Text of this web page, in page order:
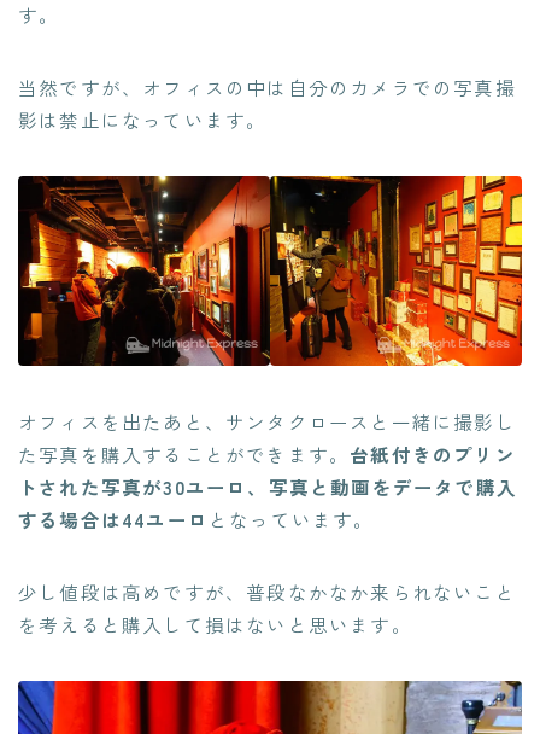
す。
当然ですが、オフィスの中は自分のカメラでの写真撮
影は禁止になっています。
オフィスを出たあと、サンタクロースと一緒に撮影し
た写真を購入することができます。 台紙付きのプリン
トされた写真が30ユーロ、写真と動画をデータで購入
する場合は44ユーロ となっています。
少し値段は高めですが、普段なかなか来られないこと
を考えると購入して損はないと思います。